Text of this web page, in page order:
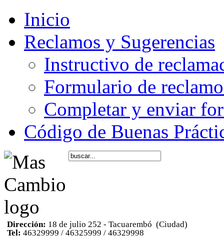
Inicio
Reclamos y Sugerencias
Instructivo de
Formulario de
Completar y enviar
Código de Buenas
Dirección: 18 de julio 252 - Tacuarembó (Ciudad)
Tel: 46329999 / 46325999 / 46329998